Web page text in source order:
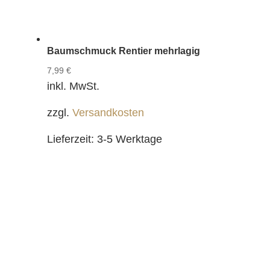
Baumschmuck Rentier mehrlagig
7,99 €
inkl. MwSt.
zzgl. Versandkosten
Lieferzeit: 3-5 Werktage